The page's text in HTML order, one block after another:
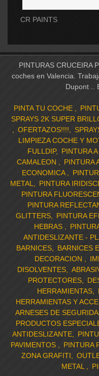
CR PAINTS
PINTURAS CRUCEIRA
coches en Valencia.
Dupont ..
PINTA TU COCHE
SPRAYS 2K SUPER
OFERTAZOS!!!!
LIMPIEZA COCHE Y
FULLDIP
PINTURA
CAMALEON
PINTURA
ECONOMICA
METAL
PINTURA
PINTURA
PINTURA
GLITTERS
PINTURA
HEBRAS
ANTIDESLIZANTE -
BARNICES
BARNICES
DECORACION
DISOLVENTES
PROTECTORES
HERRAMIENTAS
HERRAMIENTAS Y
ARNESES DE
PRODUCTOS
ANTIDESLIZANTE
PAVIMENTOS
PINTURA
ZONA GRAFITI
METAL